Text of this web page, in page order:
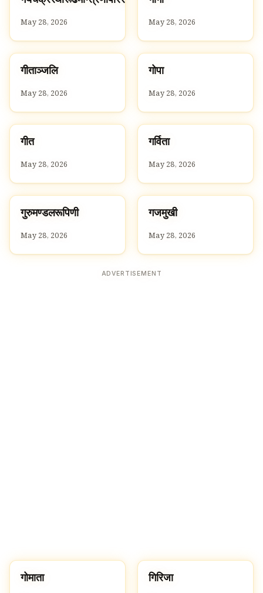
ग
May 28, 2026 ग
May 28, 2026
Gग
गीताञ्जलि
May 28, 2026
Gग
गोपा
May 28, 2026
Gग
गीत
May 28, 2026
Gग
गर्विता
May 28, 2026
Gग
गुरुमण्डलरूपिणी
May 28, 2026
Gग
गजमुखी
May 28, 2026
ADVERTISEMENT
G
गोमाता G
गिरिजा